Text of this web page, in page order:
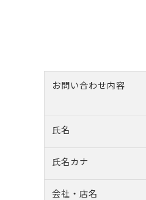
お問い合わせ内容
氏名
氏名カナ
会社・店名